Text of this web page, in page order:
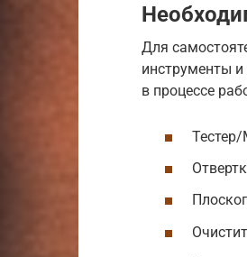
Для
инструменты и
в процессе